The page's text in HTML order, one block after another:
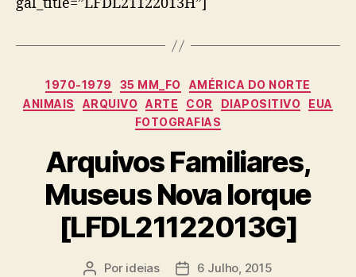
Categorias
1970-1979 35 MM_FO
AMÉRICA DO NORTE
ANIMAIS
ARQUIVO ARTE COR DIAPOSITIVO
EUA
FOTOGRAFIAS
Arquivos Familiares,
Museus Nova Iorque
[LFDL21122013G]
Autor
Por ideias
Data6 Julho, 2015